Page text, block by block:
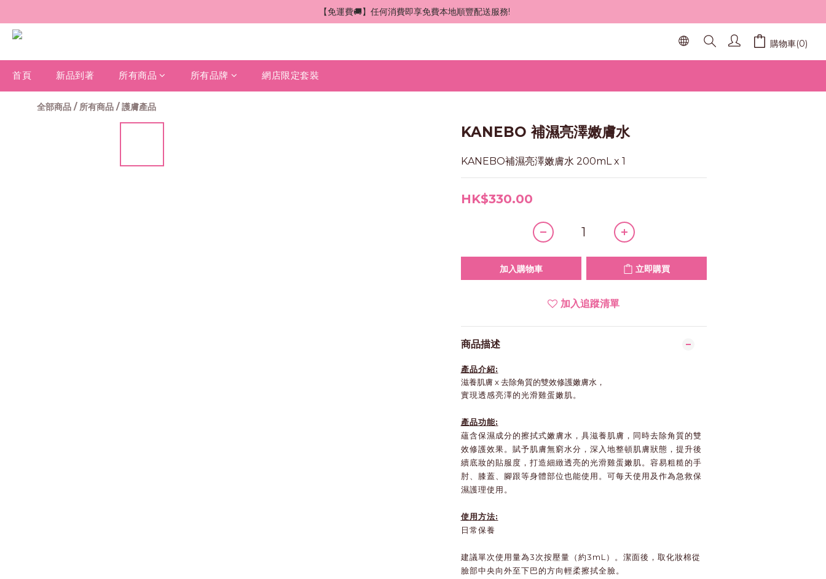
【免運費🚚】任何消費即享免費本地順豐配送服務!
購物車(0)
首頁 新品到著 所有商品 所有品牌 網店限定套裝
全部商品 / 所有商品 /護膚產品
KANEBO 補濕亮澤嫩膚水
KANEBO補濕亮澤嫩膚水 200mL x 1
HK$330.00
加入購物車 立即購買
加入追蹤清單
商品描述
產品介紹:
滋養肌膚 x 去除角質的雙效修護嫩膚水，
實現透感亮澤的光滑雞蛋嫩肌。
產品功能:
蘊含保濕成分的擦拭式嫩膚水，具滋養肌膚，同時去除角質的雙
效修護效果。賦予肌膚無窮水分，深入地整頓肌膚狀態，提升後
續底妝的貼服度，打造細緻透亮的光滑雞蛋嫩肌。容易粗糙的手
肘、膝蓋、腳跟等身體部位也能使用。可每天使用及作為急救保
濕護理使用。
使用方法:
日常保養
建議單次使用量為3次按壓量（約3mL）。潔面後，取化妝棉從
臉部中央向外至下巴的方向輕柔擦拭全臉。
立即購買